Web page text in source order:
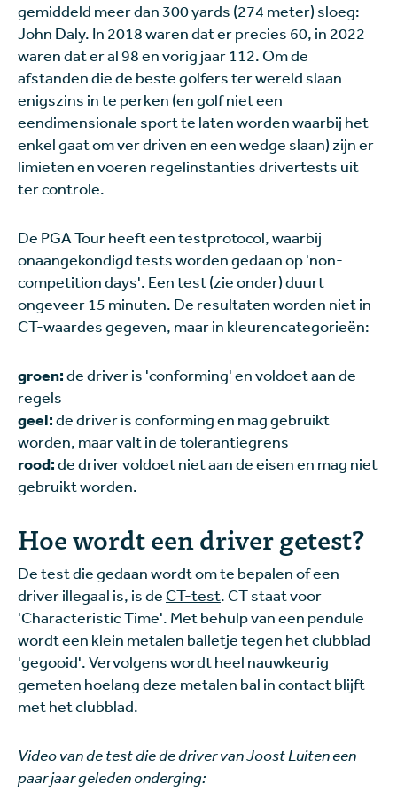
gemiddeld meer dan 300 yards (274 meter) sloeg:
John Daly. In 2018 waren dat er precies 60, in 2022
waren dat er al 98 en vorig jaar 112. Om de
afstanden die de beste golfers ter wereld slaan
enigszins in te perken (en golf niet een
eendimensionale sport te laten worden waarbij het
enkel gaat om ver driven en een wedge slaan) zijn er
limieten en voeren regelinstanties drivertests uit
ter controle.
De PGA Tour heeft een testprotocol, waarbij
onaangekondigd tests worden gedaan op 'non-
competition days'. Een test (zie onder) duurt
ongeveer 15 minuten. De resultaten worden niet in
CT-waardes gegeven, maar in kleurencategorieën:
groen:de driver is 'conforming' en voldoet aan de
regels
geel:de driver is conforming en mag gebruikt
worden, maar valt in de tolerantiegrens
rood:de driver voldoet niet aan de eisen en mag niet
gebruikt worden.
Hoe wordt een driver getest?
De test die gedaan wordt om te bepalen of een
driver illegaal is, is deCT-test. CT staat voor
'Characteristic Time'. Met behulp van een pendule
wordt een klein metalen balletje tegen het clubblad
'gegooid'. Vervolgens wordt heel nauwkeurig
gemeten hoelang deze metalen bal in contact blijft
met het clubblad.
Video van de test die de driver van Joost Luiten een
paar jaar geleden onderging: